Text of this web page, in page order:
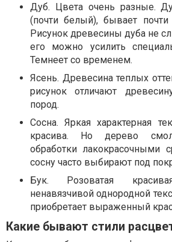
Дуб. Цвета очень разные.
(почти белый), бывает
Рисунок древесины дуба не
его можно усилить
Темнеет со временем.
Ясень. Древесина теплых
рисунок отличают
пород.
Сосна. Яркая характерная
красива. Но дерево
обработки лакокрасочными
сосну часто выбирают под
Бук. Розоватая
ненавязчивой однородной
приобретает выраженный
Какие бывают стили